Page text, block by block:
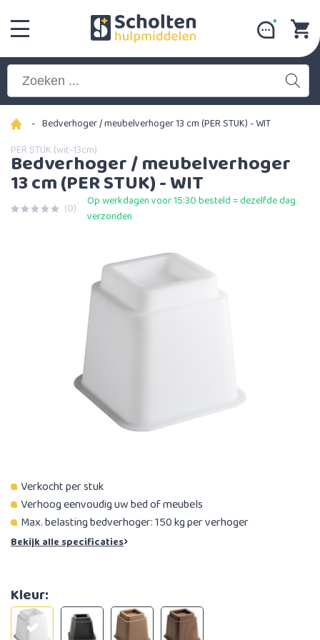
- Bedverhoger / meubelverhoger 13 cm (PER STUK) - WIT
PER STUK (wit-13cm)
Bedverhoger / meubelverhoger
13 cm (PER STUK) - WIT
(0)
Op werkdagen voor 15:30 besteld = dezelfde dag
verzonden
Verkocht per stuk
Verhoog eenvoudig uw bed of meubels
Max. belasting bedverhoger: 150 kg per verhoger
Bekijk alle specificaties
Kleur: